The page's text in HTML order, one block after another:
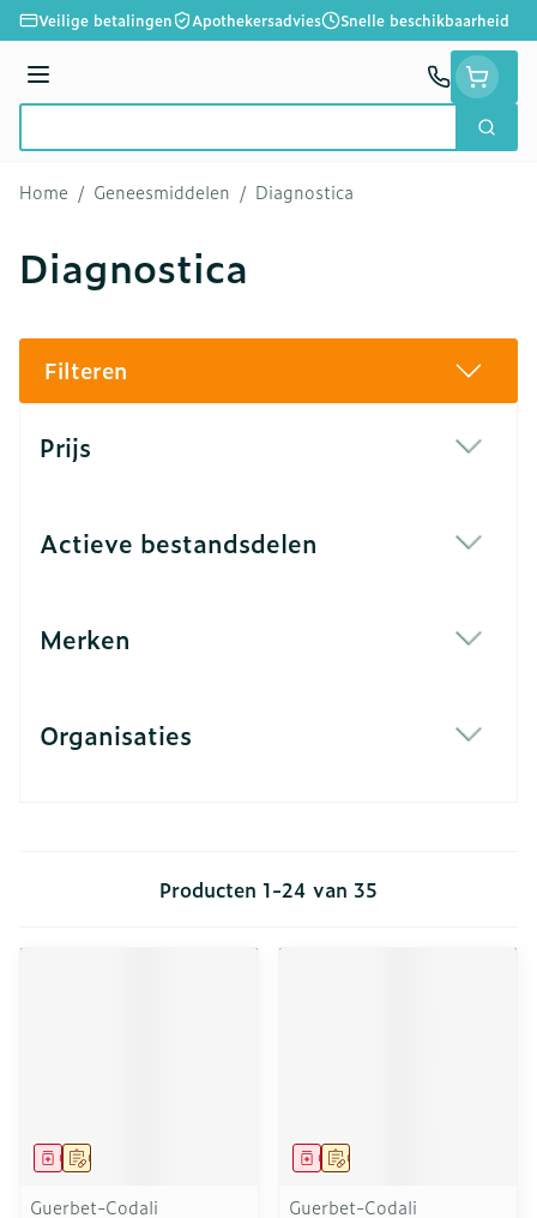
Ga naar de inhoud
Veilige betalingen Apothekersadvies Snelle beschikbaarheid
Menu
Zoek
Home / Geneesmiddelen / Diagnostica
Diagnostica
Filteren
Prijs
Actieve bestandsdelen
Merken
Organisaties
Producten 1-24 van 35
Op voorschrift
Geneesmiddel
Guerbet-Codali
Op voorschrift
Geneesmiddel
Guerbet-Codali